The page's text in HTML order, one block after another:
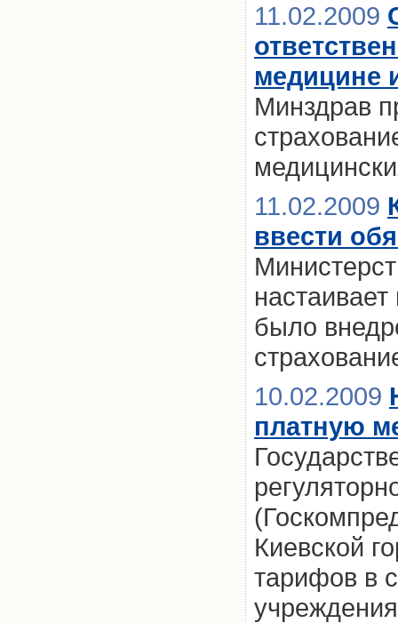
11.02.2009
медицине
Минздрав
11.02.2009
ввести
было
10.02.2009
платную
Киевской
тарифов в